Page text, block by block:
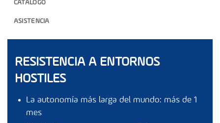
CATÁLOGO
ASISTENCIA
RESISTENCIA A ENTORNOS
HOSTILES
La autonomía más larga del mundo: más de 1
mes